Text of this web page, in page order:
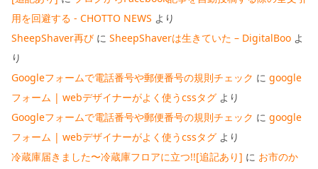
用を回避する - CHOTTO NEWS より
SheepShaver再び に SheepShaverは生きていた – DigitalBoo よ
り
Googleフォームで電話番号や郵便番号の規則チェック に google
フォーム | webデザイナーがよく使うcssタグ より
Googleフォームで電話番号や郵便番号の規則チェック に google
フォーム | webデザイナーがよく使うcssタグ より
冷蔵庫届きました〜冷蔵庫フロアに立つ!![追記あり] に お市のか